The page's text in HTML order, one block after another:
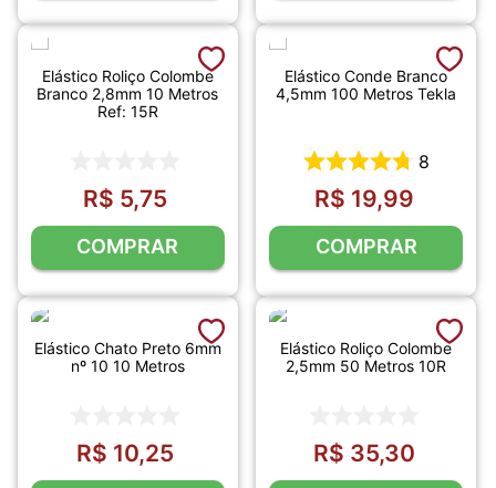
Elástico Roliço Colombe
Branco 2,8mm 10 Metros
Ref: 15R
R$ 5,75
COMPRAR
Elástico Conde Branco
4,5mm 100 Metros Tekla
8
R$ 19,99
COMPRAR
Elástico Chato Preto 6mm
nº 10 10 Metros
R$ 10,25
Elástico Roliço Colombe
2,5mm 50 Metros 10R
R$ 35,30